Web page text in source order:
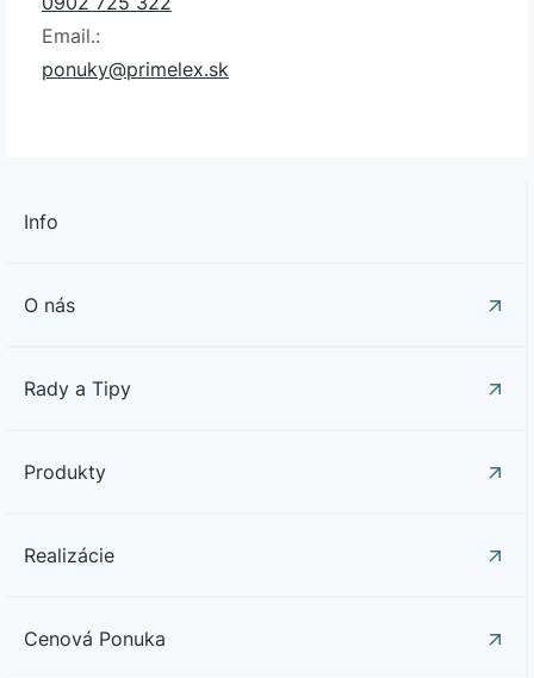
Email.:
ponuky@primelex.sk
Info
O nás
Rady a Tipy
Produkty
Realizácie
Cenová Ponuka